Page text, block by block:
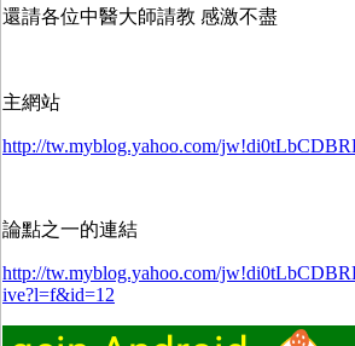
還請各位中醫大師請教 感激不盡
主網站
http://tw.myblog.yahoo.com/
論點之一的連結
http://tw.myblog.yahoo.com/
ive?l=f&id=12